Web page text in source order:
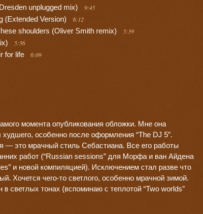
unplugged mix) 9:45
(Extended Version) 6:12
shoulders (Oliver Smith remix) 5:39
5:56
for life 6:09
момента опубликования обложки. Мне она
особенно после оформления “The DJ 5”.
— это мрачный стиль Себастиана. Все его работы
работ (“Russian sessions” для Морфа и ван Айдена
и новой компиляцией). Исключением стал разве что
Хочется чего-то светлого, особенно мрачной зимой.
светлых тонах (вспоминаю с теплотой “Two worlds”